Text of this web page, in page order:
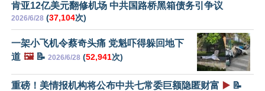
肯亚12亿美元翻修机场 中共国路桥黑箱债务引争议
2026/6/28 (37,104次)
一架小飞机令蔡奇头痛 党魁吓得躲回地下
道 🖼️📝 2026/6/28 (52,941次)
重磅！美情报机构将公布中共七常委巨额隐匿财富 ▶️ 📝